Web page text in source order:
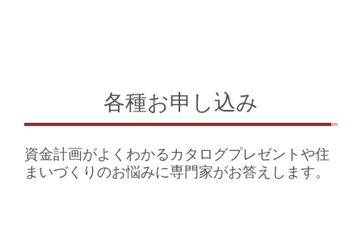
各種お申し込み
資金計画がよくわかるカタログプレゼントや住
まいづくりのお悩みに専門家がお答えします。